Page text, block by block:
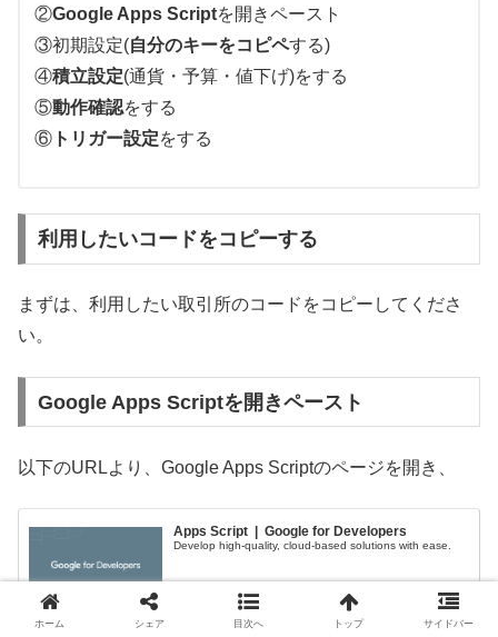
②Google Apps Scriptを開きペースト
③初期設定(自分のキーをコピペする)
④積立設定(通貨・予算・値下げ)をする
⑤動作確認をする
⑥トリガー設定をする
利用したいコードをコピーする
まずは、利用したい取引所のコードをコピーしてくださ
い。
Google Apps Scriptを開きペースト
以下のURLより、Google Apps Scriptのページを開き、
Apps Script | Google for Developers
Develop high-quality, cloud-based solutions with ease.
script.google.com
ホーム シェア 目次へ トップ サイドバー